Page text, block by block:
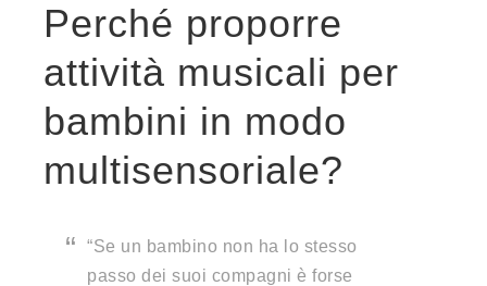
Perché proporre
attività musicali per
bambini in modo
multisensoriale?
“Se un bambino non ha lo stesso
passo dei suoi compagni è forse